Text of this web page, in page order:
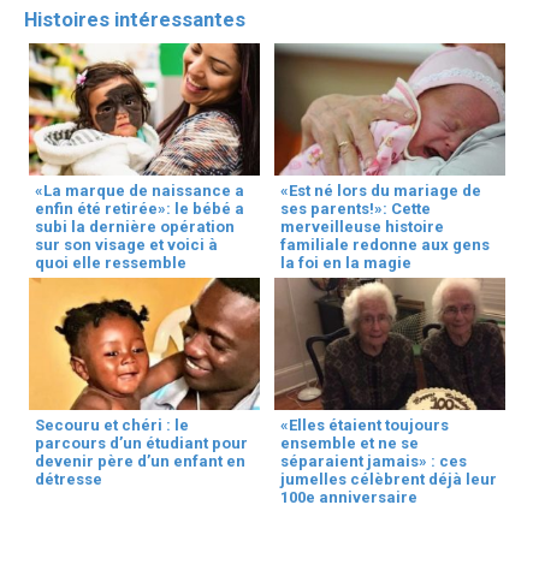
Histoires intéressantes
«La marque de naissance a
enfin été retirée»: le bébé a
subi la dernière opération
sur son visage et voici à
quoi elle ressemble
«Est né lors du mariage de
ses parents!»: Cette
merveilleuse histoire
familiale redonne aux gens
la foi en la magie
Secouru et chéri : le
parcours d’un étudiant pour
devenir père d’un enfant en
détresse
«Elles étaient toujours
ensemble et ne se
séparaient jamais» : ces
jumelles célèbrent déjà leur
100e anniversaire